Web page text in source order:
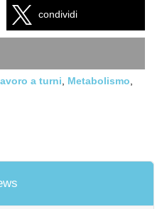
condividi
a turni Metabolismo